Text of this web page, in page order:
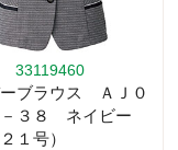
33119460
ブラウス ＡＪ０
－３８ ネイビー
１号）